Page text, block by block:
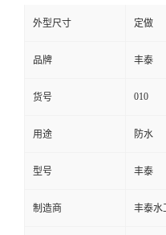
外型尺寸 定做
品牌 丰泰
货号 010
用途 防水
型号 丰泰
制造商 丰泰水